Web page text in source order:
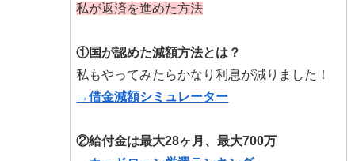
私が返済を進めた方法
①国が認めた減額方法とは？
私もやってみたらかなり利息が減りました！
→借金減額シミュレーター
②給付金は最大28ヶ月、最大700万